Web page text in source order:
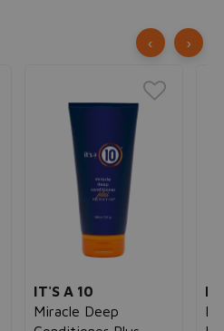
IT'S A 10
Miracle Deep
‹ ›